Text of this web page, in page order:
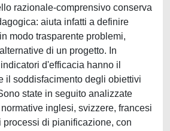
razionale-comprensivo conserva
aiuta infatti a definire
modo trasparente problemi,
di un progetto. In
d'efficacia hanno il
il soddisfacimento degli obiettivi
state in seguito analizzate
inglesi, svizzere, francesi
di pianificazione, con